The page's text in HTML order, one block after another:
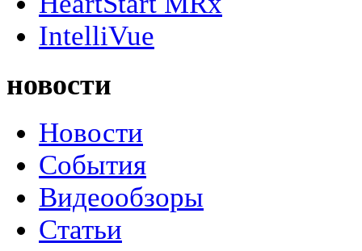
IntelliVue
новости
Новости
События
Видеообзоры
Статьи